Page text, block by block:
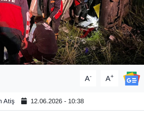
A- A+
Atiş 12.06.2026 - 10:38